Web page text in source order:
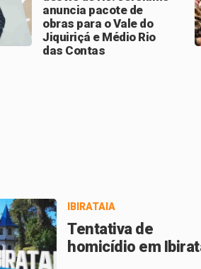
anuncia pacote de
obras para o Vale do
Jiquiriçá e Médio Rio
das Contas
IBIRATAIA
Tentativa de
homicídio em